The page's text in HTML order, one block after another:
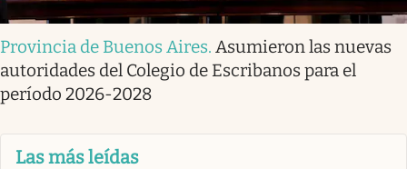
Provincia de Buenos Aires. Asumieron las nuevas
autoridades del Colegio de Escribanos para el
período 2026-2028
Las más leídas